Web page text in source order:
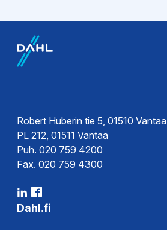
EPD-
ympäristöseloste
Robert Huberin tie 5, 01510 Vantaa
PL 212, 01511 Vantaa
Puh. 020 759 4200
Fax. 020 759 4300
Dahl.fi